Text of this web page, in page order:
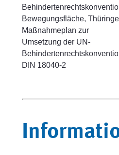
Bewegungsfläche,
Maßnahmeplan zur
Umsetzung der UN-
DIN 18040-2